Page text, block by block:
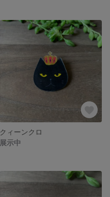
クィーンクロ
展示中